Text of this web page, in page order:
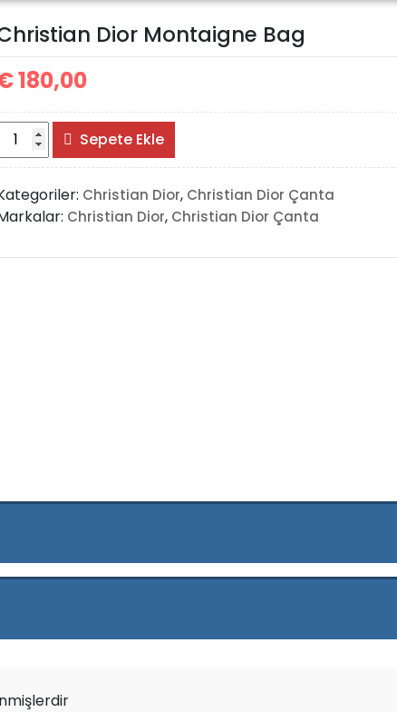
Dior Montaigne Bag
180,00
Christian
Sepete Ekle
Christian Dior, Christian Dior Çanta
Christian Dior, Christian Dior Çanta